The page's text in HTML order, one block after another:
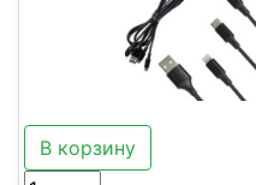
В корзину